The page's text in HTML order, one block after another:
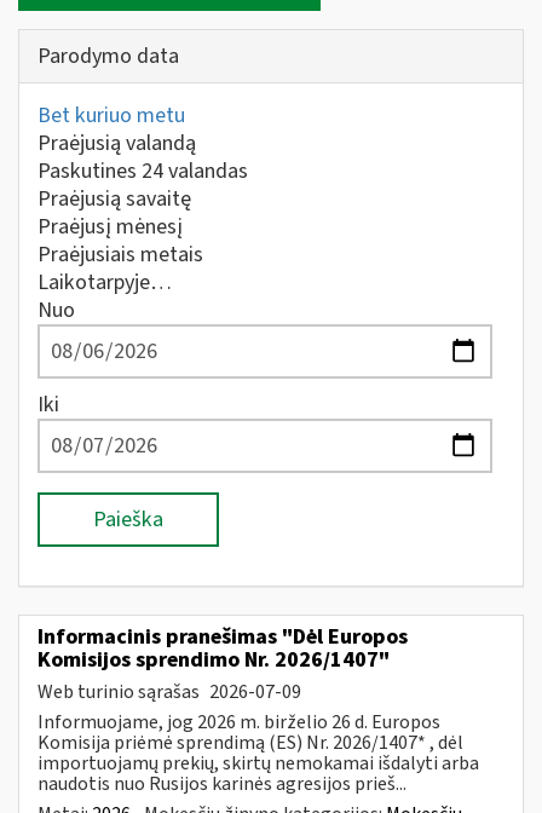
Parodymo data
Bet kuriuo metu
Praėjusią valandą
Paskutines 24 valandas
Praėjusią savaitę
Praėjusį mėnesį
Praėjusiais metais
Laikotarpyje…
Nuo
Iki
Paieška
Informacinis pranešimas "Dėl Europos
Komisijos sprendimo Nr. 2026/1407"
Web turinio sąrašas 2026-07-09
Informuojame, jog 2026 m. birželio 26 d. Europos
Komisija priėmė sprendimą (ES) Nr. 2026/1407* , dėl
importuojamų prekių, skirtų nemokamai išdalyti arba
naudotis nuo Rusijos karinės agresijos prieš...